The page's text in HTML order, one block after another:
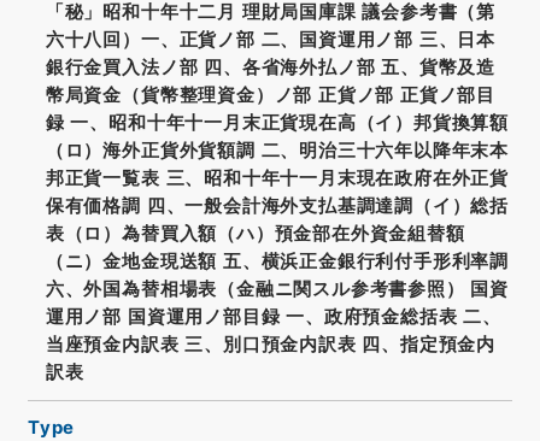
「秘」昭和十年十二月 理財局国庫課 議会参考書（第
六十八回）一、正貨ノ部 二、国資運用ノ部 三、日本
銀行金買入法ノ部 四、各省海外払ノ部 五、貨幣及造
幣局資金（貨幣整理資金）ノ部 正貨ノ部 正貨ノ部目
録 一、昭和十年十一月末正貨現在高（イ）邦貨換算額
（ロ）海外正貨外貨額調 二、明治三十六年以降年末本
邦正貨一覧表 三、昭和十年十一月末現在政府在外正貨
保有価格調 四、一般会計海外支払基調達調（イ）総括
表（ロ）為替買入額（ハ）預金部在外資金組替額
（ニ）金地金現送額 五、横浜正金銀行利付手形利率調
六、外国為替相場表（金融ニ関スル参考書参照） 国資
運用ノ部 国資運用ノ部目録 一、政府預金総括表 二、
当座預金内訳表 三、別口預金内訳表 四、指定預金内
訳表
Type